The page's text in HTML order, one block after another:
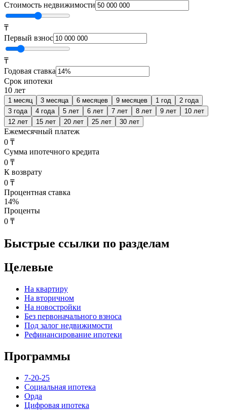
Стоимость недвижимости
₸
Первый взнос
₸
Годовая ставка
Срок ипотеки
10 лет
1 месяц 3 месяца 6 месяцев 9 месяцев 1 год
2 года
3 года
4 года 5 лет 6 лет 7 лет 8 лет 9 лет
10 лет
12 лет
15 лет 20 лет 25 лет 30 лет
Ежемесячный платеж
0 ₸
Сумма ипотечного кредита
0 ₸
К возврату
0 ₸
Процентная ставка
14%
Проценты
0 ₸
Быстрые ссылки по разделам
Целевые
На квартиру
На вторичном
На новостройки
Без первоначального взноса
Под залог недвижимости
Рефинансирование ипотеки
Программы
7-20-25
Социальная ипотека
Орда
Цифровая ипотека